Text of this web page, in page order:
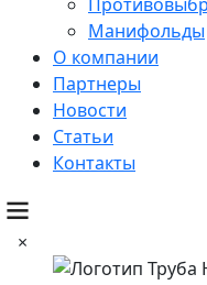
Манифольды
О компании
Партнеры
Новости
Статьи
Контакты
×